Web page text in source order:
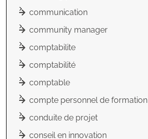
communication
community manager
comptabilite
comptabilité
comptable
compte personnel de formation
conduite de projet
conseil en innovation